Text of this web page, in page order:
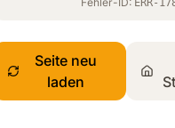
ERR-
Seite neu
laden